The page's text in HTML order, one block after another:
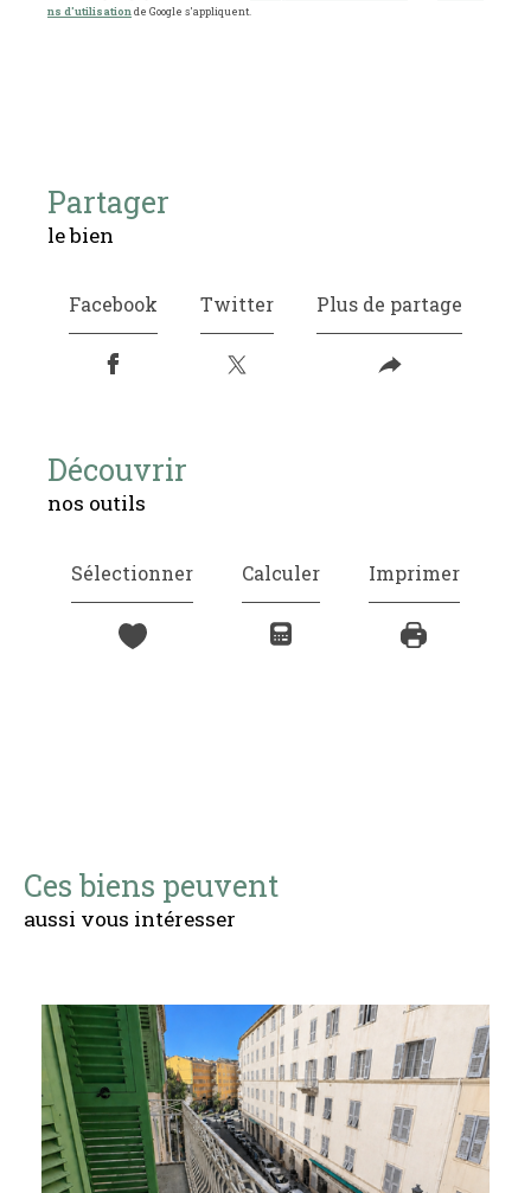
ns d'utilisation de Google s'appliquent.
partager
le bien
Facebook Twitter Plus de partage
découvrir
nos outils
Sélectionner Calculer Imprimer
Ces biens peuvent
aussi vous intéresser